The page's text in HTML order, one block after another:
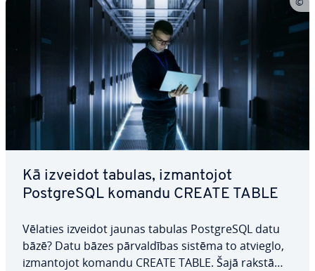
Kā izveidot tabulas, iz­man­to­jot
PostgreSQL komandu CREATE TABLE
Vēlaties izveidot jaunas tabulas PostgreSQL datu
bāzē? Datu bāzes pār­val­dī­bas sistēma to atvieglo,
iz­man­to­jot komandu CREATE TABLE. Šajā rakstā